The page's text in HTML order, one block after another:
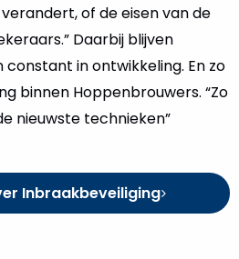
of de eisen van de
Daarbij blijven
in ontwikkeling. En zo
binnen Hoppenbrouwers. “Zo
nieuwste technieken”
Inbraakbeveiliging